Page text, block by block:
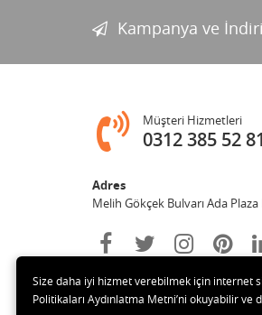
Kampanya ve
Müşteri Hizmetleri
0312 385 52 81
Adres
Melih Gökçek Bulvarı Ada
Size daha iyi hizmet verebilmek için internet
Politikaları Aydınlatma Metni’ni okuyabilir